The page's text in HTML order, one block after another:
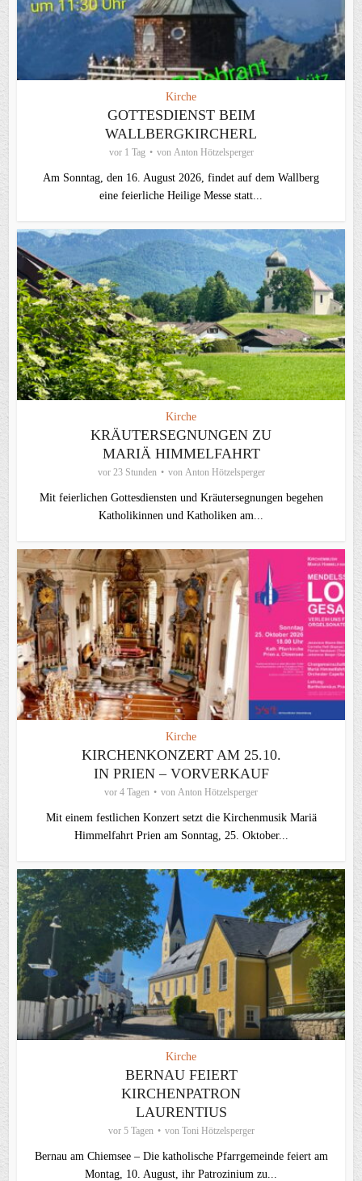
Kirche
GOTTESDIENST BEIM
WALLBERGKIRCHERL
vor 1 Tag von Anton Hötzelsperger
Am Sonntag, den 16. August 2026, findet auf dem Wallberg
eine feierliche Heilige Messe statt...
Kirche
KRÄUTERSEGNUNGEN ZU
MARIÄ HIMMELFAHRT
vor 23 Stunden von Anton Hötzelsperger
Mit feierlichen Gottesdiensten und Kräutersegnungen begehen
Katholikinnen und Katholiken am...
Kirche
KIRCHENKONZERT AM 25.10.
IN PRIEN – VORVERKAUF
vor 4 Tagen von Anton Hötzelsperger
Mit einem festlichen Konzert setzt die Kirchenmusik Mariä
Himmelfahrt Prien am Sonntag, 25. Oktober...
Kirche
BERNAU FEIERT
KIRCHENPATRON
LAURENTIUS
vor 5 Tagen von Toni Hötzelsperger
Bernau am Chiemsee – Die katholische Pfarrgemeinde feiert am
Montag, 10. August, ihr Patrozinium zu...